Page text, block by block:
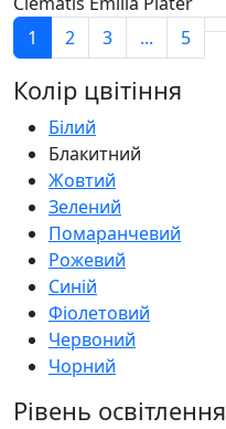
1
2 3 ... 5
Колір цвітіння
Білий
Блакитний
Жовтий
Зелений
Помаранчевий
Рожевий
Синій
Фіолетовий
Червоний
Чорний
Рівень освітлення